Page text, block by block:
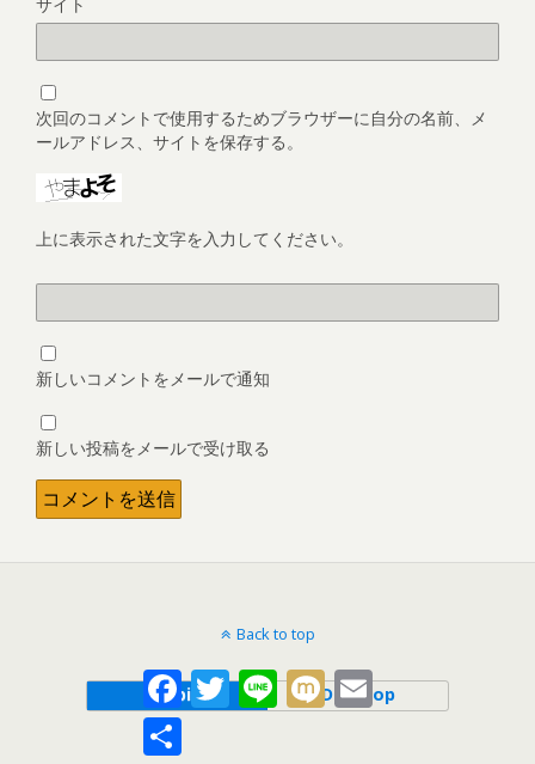
次回のコメントで使用するためブラウザーに自分の名前、メ
ールアドレス、サイトを保存する。
上に表示された文字を入力してください。
新しいコメントをメールで通知
新しい投稿をメールで受け取る
Back to top
Mobile Desktop
FacebookTwitter Line Mixi Email